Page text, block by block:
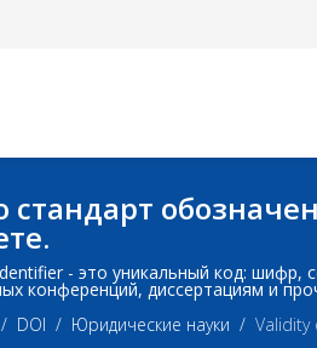
стандарт
- это уникальный код: шифр,
конференций, диссертациям и
DOI Юридические науки